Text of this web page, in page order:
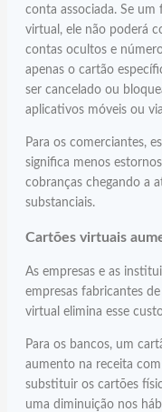
conta associada. Se
virtual, ele não poderá
contas ocultos e
apenas o cartão
ser cancelado ou
aplicativos móveis ou
Para os comerciantes,
significa menos
cobranças chegando a
substanciais.
Cartões virtuais
As empresas e as
empresas fabricantes
virtual elimina esse
Para os bancos, um
aumento na receita com
substituir os cartões
uma diminuição nos